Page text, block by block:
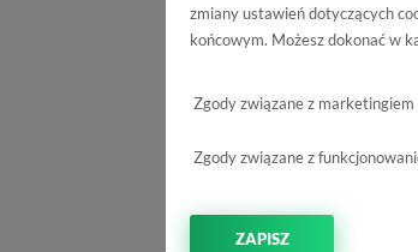
Trzewiki
24811 Z1+L1
-70%
zmiany ustawień dotyczących
końcowym. Możesz dokonać w
Zgody związane z marketingiem
Zgody związane z
ZAPISZ